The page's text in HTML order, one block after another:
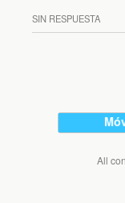
SIN RESPUESTA
All